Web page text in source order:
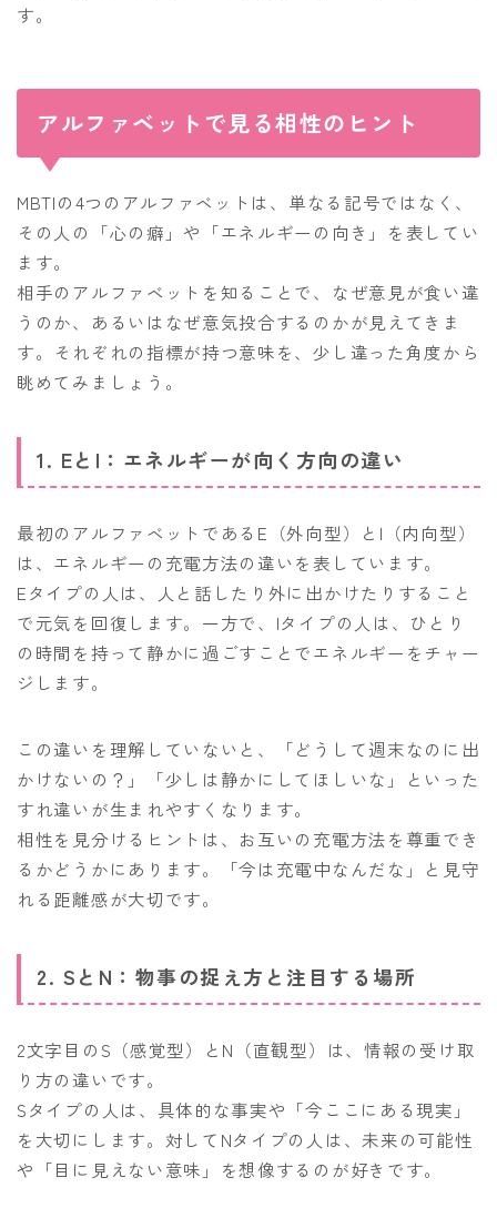
す。
アルファベットで見る相性のヒント
MBTIの4つのアルファベットは、単なる記号ではなく、
その人の「心の癖」や「エネルギーの向き」を表してい
ます。
相手のアルファベットを知ることで、なぜ意見が食い違
うのか、あるいはなぜ意気投合するのかが見えてきま
す。それぞれの指標が持つ意味を、少し違った角度から
眺めてみましょう。
1. EとI：エネルギーが向く方向の違い
最初のアルファベットであるE（外向型）とI（内向型）
は、エネルギーの充電方法の違いを表しています。
Eタイプの人は、人と話したり外に出かけたりすること
で元気を回復します。一方で、Iタイプの人は、ひとり
の時間を持って静かに過ごすことでエネルギーをチャー
ジします。
この違いを理解していないと、「どうして週末なのに出
かけないの？」「少しは静かにしてほしいな」といった
すれ違いが生まれやすくなります。
相性を見分けるヒントは、お互いの充電方法を尊重でき
るかどうかにあります。「今は充電中なんだな」と見守
れる距離感が大切です。
2. SとN：物事の捉え方と注目する場所
2文字目のS（感覚型）とN（直観型）は、情報の受け取
り方の違いです。
Sタイプの人は、具体的な事実や「今ここにある現実」
を大切にします。対してNタイプの人は、未来の可能性
や「目に見えない意味」を想像するのが好きです。